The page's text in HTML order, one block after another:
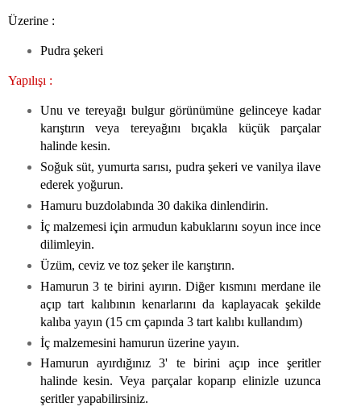
Üzerine :
Pudra şekeri
Yapılışı :
Unu ve tereyağı bulgur görünümüne gelinceye kadar
karıştırın veya tereyağını bıçakla küçük parçalar
halinde kesin.
Soğuk süt, yumurta sarısı, pudra şekeri ve vanilya ilave
ederek yoğurun.
Hamuru buzdolabında 30 dakika dinlendirin.
İç malzemesi için armudun kabuklarını soyun ince ince
dilimleyin.
Üzüm, ceviz ve toz şeker ile karıştırın.
Hamurun 3 te birini ayırın. Diğer kısmını merdane ile
açıp tart kalıbının kenarlarını da kaplayacak şekilde
kalıba yayın (15 cm çapında 3 tart kalıbı kullandım)
İç malzemesini hamurun üzerine yayın.
Hamurun ayırdığınız 3' te birini açıp ince şeritler
halinde kesin. Veya parçalar koparıp elinizle uzunca
şeritler yapabilirsiniz.